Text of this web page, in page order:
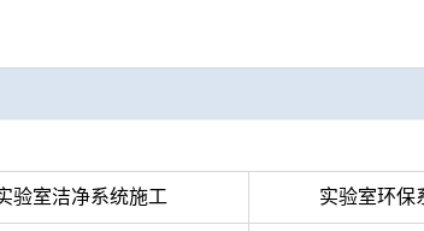
验室洁净系统施工 实验室环保